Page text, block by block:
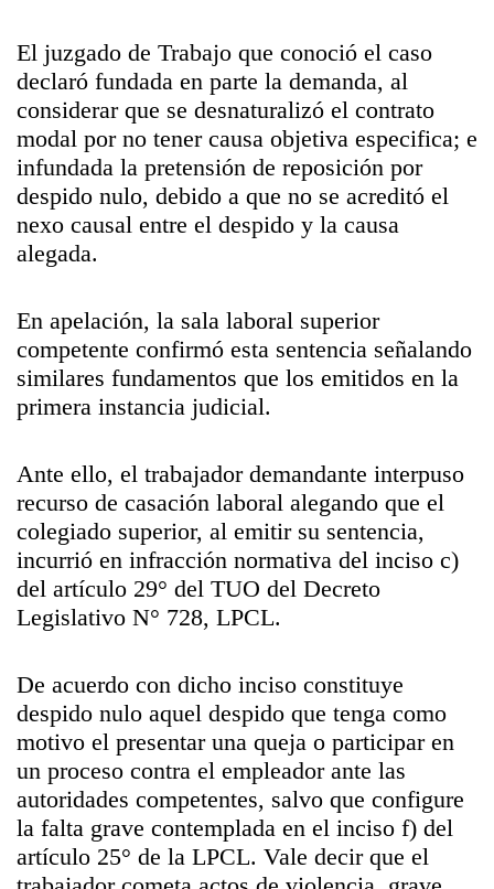
El juzgado de Trabajo que conoció el caso
declaró fundada en parte la demanda, al
considerar que se desnaturalizó el contrato
modal por no tener causa objetiva especifica; e
infundada la pretensión de reposición por
despido nulo, debido a que no se acreditó el
nexo causal entre el despido y la causa
alegada.
En apelación, la sala laboral superior
competente confirmó esta sentencia señalando
similares fundamentos que los emitidos en la
primera instancia judicial.
Ante ello, el trabajador demandante interpuso
recurso de casación laboral alegando que el
colegiado superior, al emitir su sentencia,
incurrió en infracción normativa del inciso c)
del artículo 29° del TUO del Decreto
Legislativo N° 728, LPCL.
De acuerdo con dicho inciso constituye
despido nulo aquel despido que tenga como
motivo el presentar una queja o participar en
un proceso contra el empleador ante las
autoridades competentes, salvo que configure
la falta grave contemplada en el inciso f) del
artículo 25° de la LPCL. Vale decir que el